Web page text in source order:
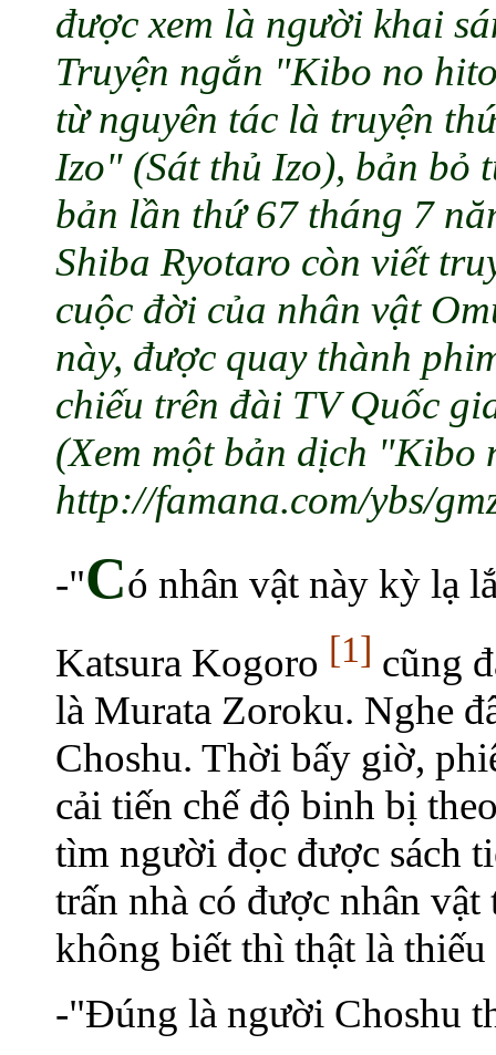
được xem là người khai
Truyện ngắn "Kibo no
từ nguyên tác là truyện
Izo" (Sát thủ Izo), bản bỏ
bản lần thứ 67 tháng 7
Shiba Ryotaro còn viết
cuộc đời của nhân vật
này, được quay thành
chiếu trên đài TV Quốc
(Xem một bản dịch
http://famana.com/ybs/
-"Có nhân vật này kỳ lạ
Katsura Kogoro [1] cũng
là Murata Zoroku. Nghe
Choshu. Thời bấy giờ,
cải tiến chế độ binh bị
tìm người đọc được sách
trấn nhà có được nhân
không biết thì thật là
-"Đúng là người Choshu